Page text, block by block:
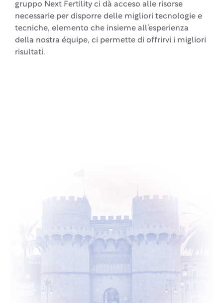
gruppo Next Fertility ci dà acceso alle risorse
necessarie per disporre delle migliori tecnologie e
tecniche, elemento che insieme all’esperienza
della nostra équipe, ci permette di offrirvi i migliori
risultati.